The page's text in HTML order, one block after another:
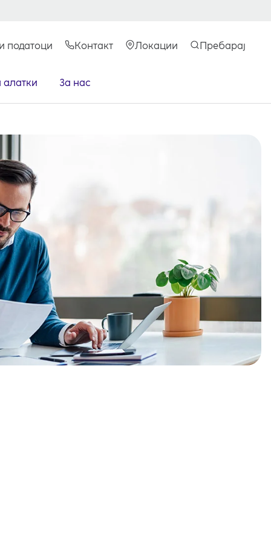
податоци Контакт Локации Пребарај
алатки За нас